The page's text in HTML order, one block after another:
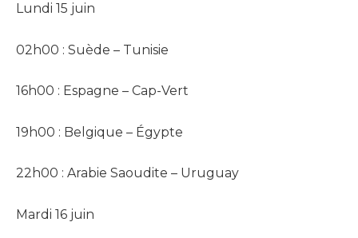
Lundi 15 juin
02h00 : Suède – Tunisie
16h00 : Espagne – Cap-Vert
19h00 : Belgique – Égypte
22h00 : Arabie Saoudite – Uruguay
Mardi 16 juin